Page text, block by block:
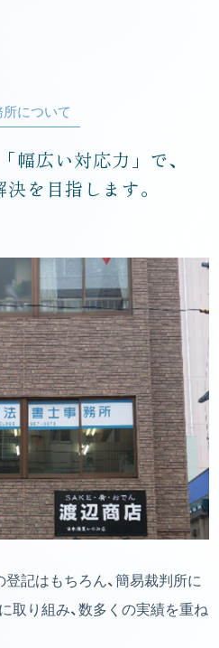
所について
幅広い対応力」で、
を目指します。
記はもちろん、簡易裁判所に
取り組み、数多くの実績を重ね